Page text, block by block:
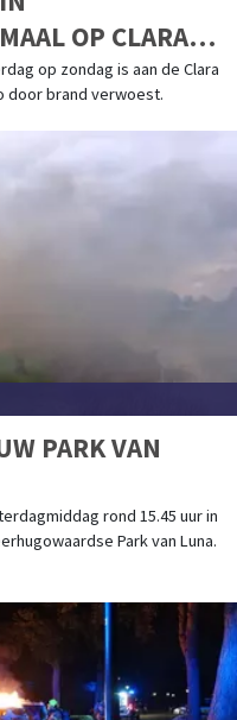
OP CLARA
op zondag is aan de Clara
door brand verwoest.
PARK VAN
rond 15.45 uur in
Park van Luna.